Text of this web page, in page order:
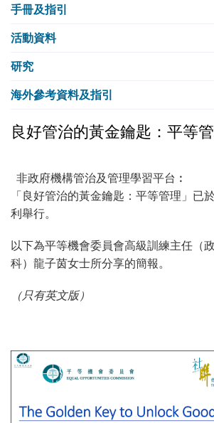
手冊及指引
活動資料
研究
海外參考資料及指引
良好管治的黃金鑰匙：平等
非政府機構管治及管理學習平台︰
「良好管治的黃金鑰匙：平等管理」已
利舉行。
以下為平等機會委員會高級訓練主任（
科）龍子茵女士所分享的簡報。
（只有英文版）